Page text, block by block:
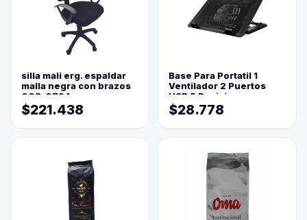
silla mali erg. espaldar
malla negra con brazos
003-0794
$221.438
Base Para Portatil 1
Ventilador 2 Puertos
USB 5 Posiciones
$28.778